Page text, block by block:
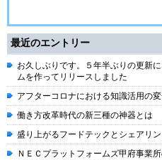
最近のエントリー
お久しぶりです。５年半ぶりの更新
ムを作ってリリースしました
アフターコロナにおける知識活用の
働き方改革時代の新三種の神器とは
盛り上がるフードテックとシェアリ
ＮＥＣプラットフォームズ甲府事業